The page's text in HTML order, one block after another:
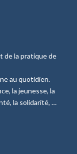
de la pratique de
au quotidien.
la jeunesse, la
la solidarité, …